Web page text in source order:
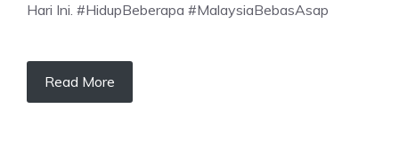
Hari Ini. #HidupBeberapa #MalaysiaBebasAsap
Read More